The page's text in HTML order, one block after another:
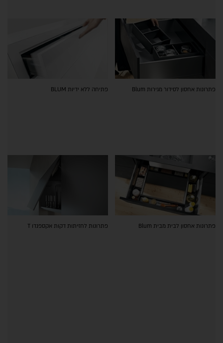
פתרונות אחסון לסידור מגירות Blum פתיחה ללא ידיות BLUM
פתרונות אחסון לבית מבית Blum פתרונות לחזיתות דקות אקספנדו T